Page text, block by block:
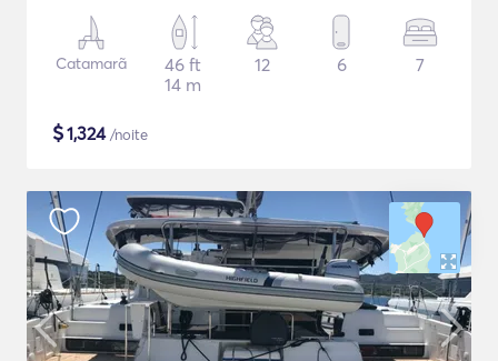
Catamarã
46 ft
14 m
12 6 7
$1,324/noite